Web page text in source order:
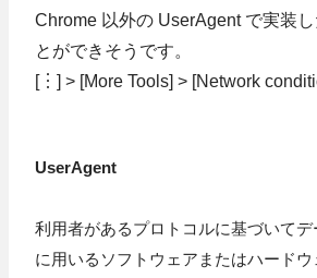
Chrome 以外の UserAgent で実装
とができそうです。
[︙] > [More Tools] > [Network
UserAgent
利用者があるプロトコルに基づいて
に用いるソフトウェアまたはハード